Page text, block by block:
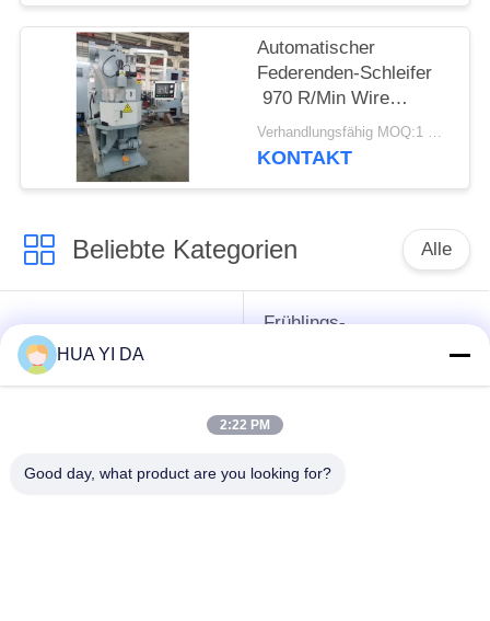
Automatischer
Federenden-Schleifer
970 R/Min Wire
Grinding Machine
Verhandlungsfähig MOQ:1 Satz
KONTAKT
Beliebte Kategorien Alle
cnc-
Frühlingsmaschine
Frühlings-
Druckfeder-Maschine
Frühlings-
verbiegende
HUA YI DA
2:22 PM
Good day, what product are you looking for?